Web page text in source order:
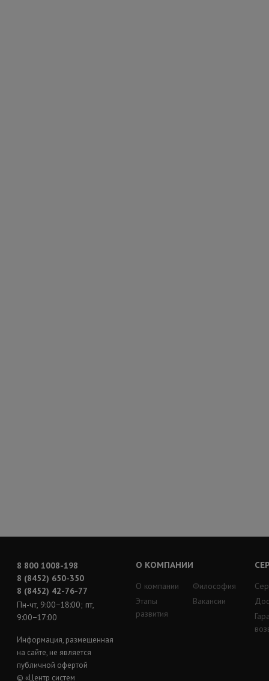
8 800 1008-198
8 (8452) 650-350
8 (8452) 42-76-77
Пн-чт, 9:00−18:00; пт,
9:00−17:00
Информация, размещенная
на сайте, не является
публичной офертой
© «Центр систем
О КОМПАНИИ
О компании
Этапы
развития
Философия
Вакансии